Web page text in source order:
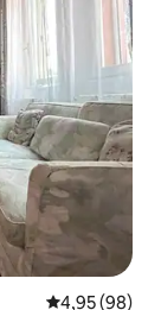
4,95 de uma
4,95 (98)